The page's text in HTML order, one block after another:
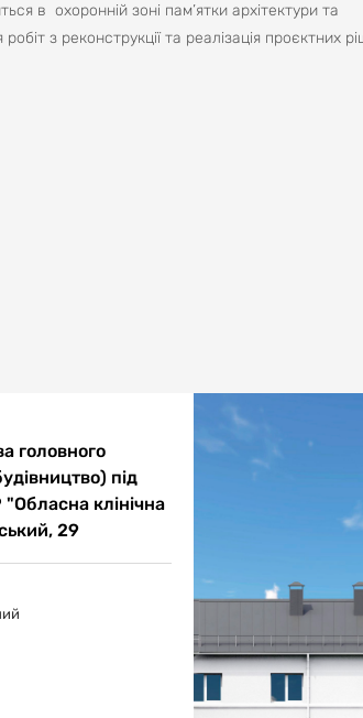
в охоронній зоні пам’ятки архітектури та
з реконструкції та реалізація проєктних
200-у річницю свого існування.
так як об’єкт незавершеного будівництва
головного корпусу з перспективою
30-40 ліжко-місць, з дотриманням всіх сучасних
і реальні тенденції розвитку психічних
від колективу підприємства. Було
та швидкості реагування на стрімке
головного
під
"Обласна клінічна
29